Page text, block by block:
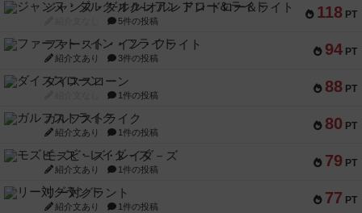
118 PT
ジャンヌ・ダルク-オルレアン ドロー＆ライト
5件の投稿
94 PT
ファースト・イン・フライト
紹介文あり 3件の投稿
88 PT
ダイススローン
1件の投稿
80 PT
ガルフストライク
紹介文あり 1件の投稿
79 PT
モズビ－ズ・レイダ－ズ
紹介文あり 1件の投稿
77 PT
リー対グラント
紹介文あり 1件の投稿